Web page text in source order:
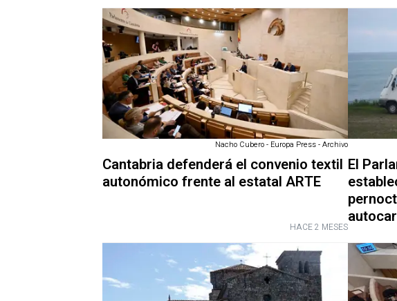
Nacho Cubero - Europa Press - Archivo
Cantabria defenderá el convenio textil
autonómico frente al estatal ARTE
HACE 2 MESES
El